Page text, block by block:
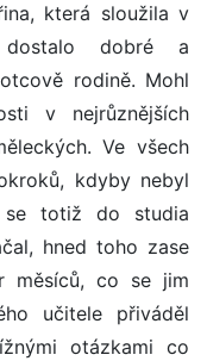
která sloužila v
dobré a
rodině. Mohl
v nejrůznějších
Ve všech
kdyby nebyl
se totiž do studia
hned toho zase
měsíců, co se jim
učitele přiváděl
otázkami co